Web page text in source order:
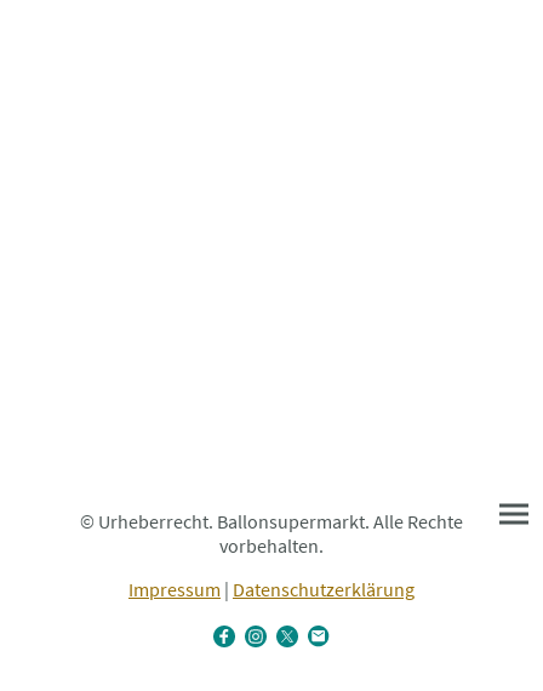
© Urheberrecht. Ballonsupermarkt. Alle Rechte
vorbehalten.
Impressum | Datenschutzerklärung